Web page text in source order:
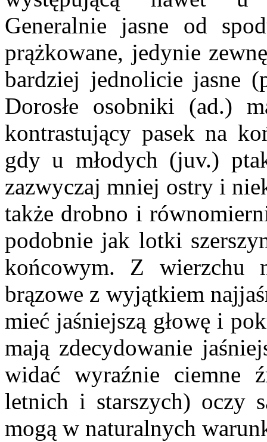
Generalnie jasne od
prążkowane, jedynie
bardziej jednolicie jasne
Dorosłe osobniki (ad.)
kontrastujący pasek na
gdy u młodych (juv.)
zazwyczaj mniej ostry i
także drobno i
podobnie jak lotki
końcowym. Z wierzchu
brązowe z wyjątkiem
mieć jaśniejszą głowę i
mają zdecydowanie
widać wyraźnie ciemne
letnich i starszych) oczy
mogą w naturalnych